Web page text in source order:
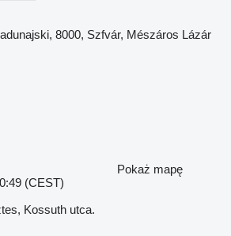
8000, Szfvár, Mészáros Lázár
Pokaż mapę
(CEST)
Kossuth utca.